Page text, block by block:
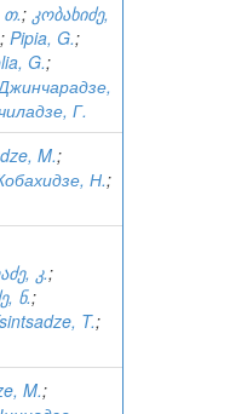
თ.; კობახიძე,
; Pipia, G.;
G.;
Г.
M.;
Н.;
კ.;
ნ.;
T.;
M.;